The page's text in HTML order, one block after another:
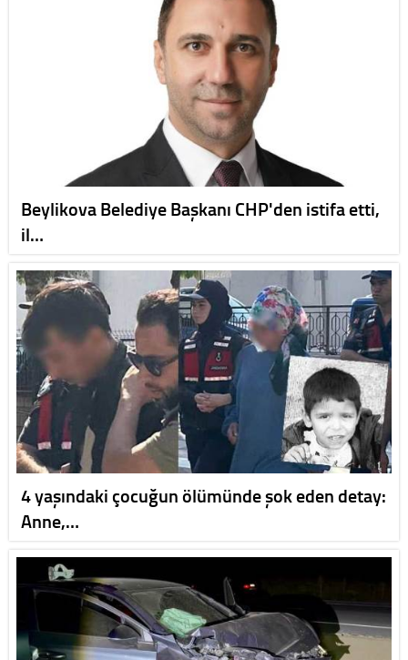
Beylikova Belediye Başkanı CHP'den istifa etti,
il…
4 yaşındaki çocuğun ölümünde şok eden detay:
Anne,…